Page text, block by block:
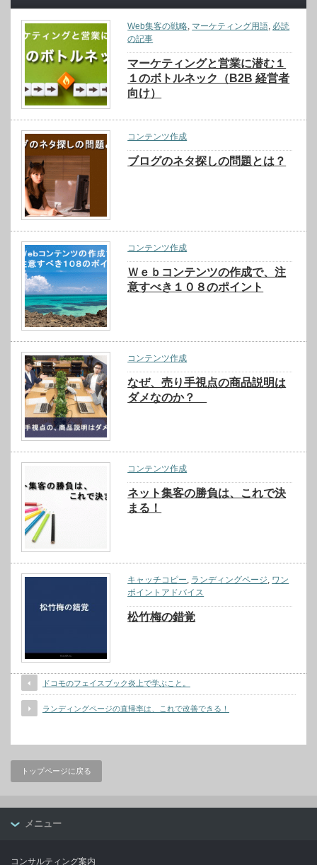
Web集客の戦略, マーケティング用語, 必読
の記事
マーケティングと営業に潜む１
１のボトルネック（B2B 経営者
向け）
コンテンツ作成
ブログのネタ探しの問題とは？
コンテンツ作成
Ｗｅｂコンテンツの作成で、注
意すべき１０８のポイント
コンテンツ作成
なぜ、売り手視点の商品説明は
ダメなのか？
コンテンツ作成
ネット集客の勝負は、これで決
まる！
キャッチコピー, ランディングページ, ワン
ポイントアドバイス
松竹梅の錯覚
ドコモのフェイスブック炎上で学ぶこと。
ランディングページの直帰率は、これで改善できる！
トップページに戻る
メニュー
コンサルティング案内